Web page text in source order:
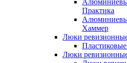
Практика
Хаммер
Люки
Люки